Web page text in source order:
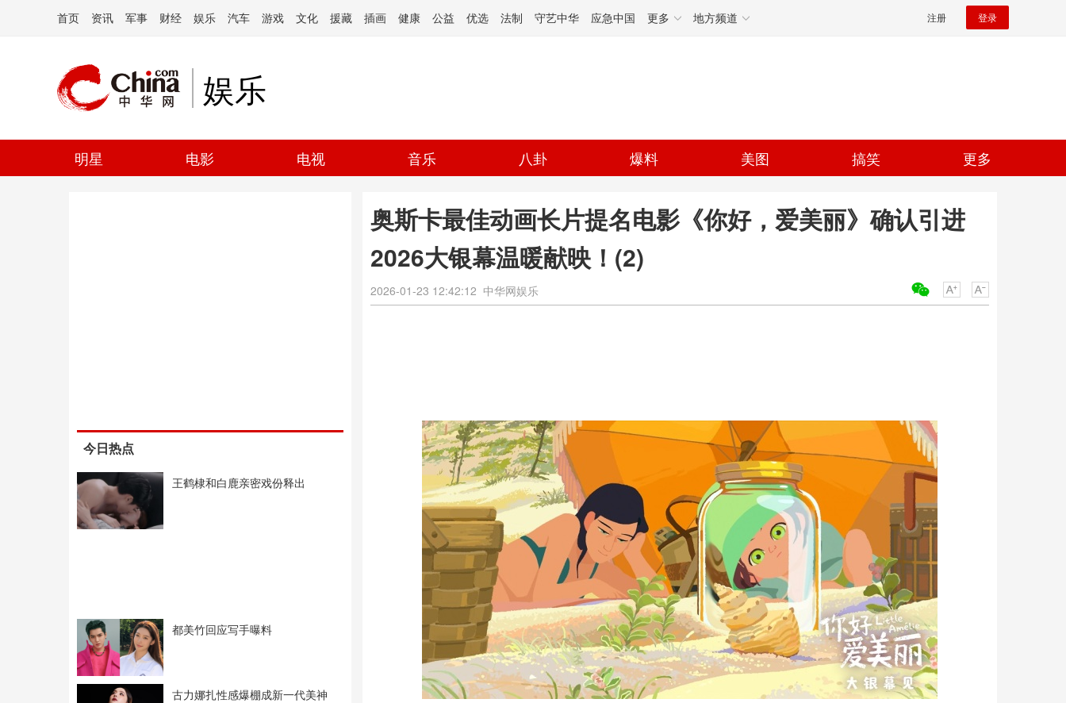
首页 资讯 军事 财经 娱乐 汽车 游戏 文化 援藏 插画 健康 公益 优选 法制 守艺中华 应急中国 更多 地方频道 注册 登录
娱乐
明星 电影 电视 音乐 八卦 爆料 美图 搞笑 更多
今日热点
王鹤棣和白鹿亲密戏份释出
都美竹回应写手曝料
古力娜扎性感爆棚成新一代美神
奥斯卡最佳动画长片提名电影《你好，爱美丽》确认引进
2026大银幕温暖献映！(2)
2026-01-23 12:42:12 中华网娱乐